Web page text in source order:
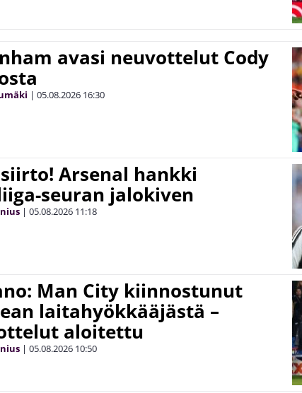
avasi neuvottelut Cody
| 05.08.2026 16:30
Arsenal hankki
seuran jalokiven
| 05.08.2026 11:18
Man City kiinnostunut
laitahyökkääjästä –
aloitettu
| 05.08.2026 10:50